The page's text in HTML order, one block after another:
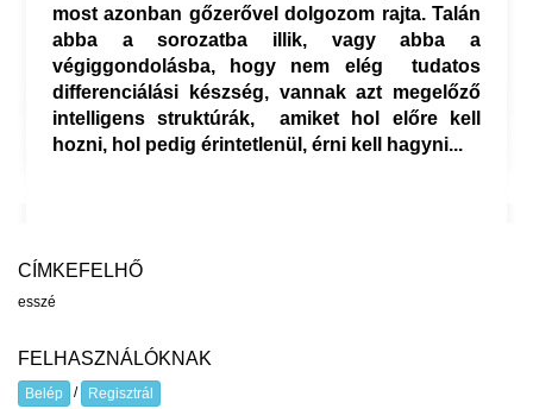
most azonban gőzerővel dolgozom rajta. Talán
abba a sorozatba illik, vagy abba a
végiggondolásba, hogy nem elég tudatos
differenciálási készség, vannak azt megelőző
intelligens struktúrák, amiket hol előre kell
hozni, hol pedig érintetlenül, érni kell hagyni...
CÍMKEFELHŐ
esszé
FELHASZNÁLÓKNAK
Belép / Regisztrál